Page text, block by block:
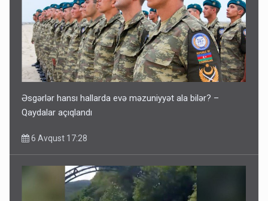
Əsgərlər hansı hallarda evə məzuniyyət ala bilər? –
Qaydalar açıqlandı
6 Avqust 17:28